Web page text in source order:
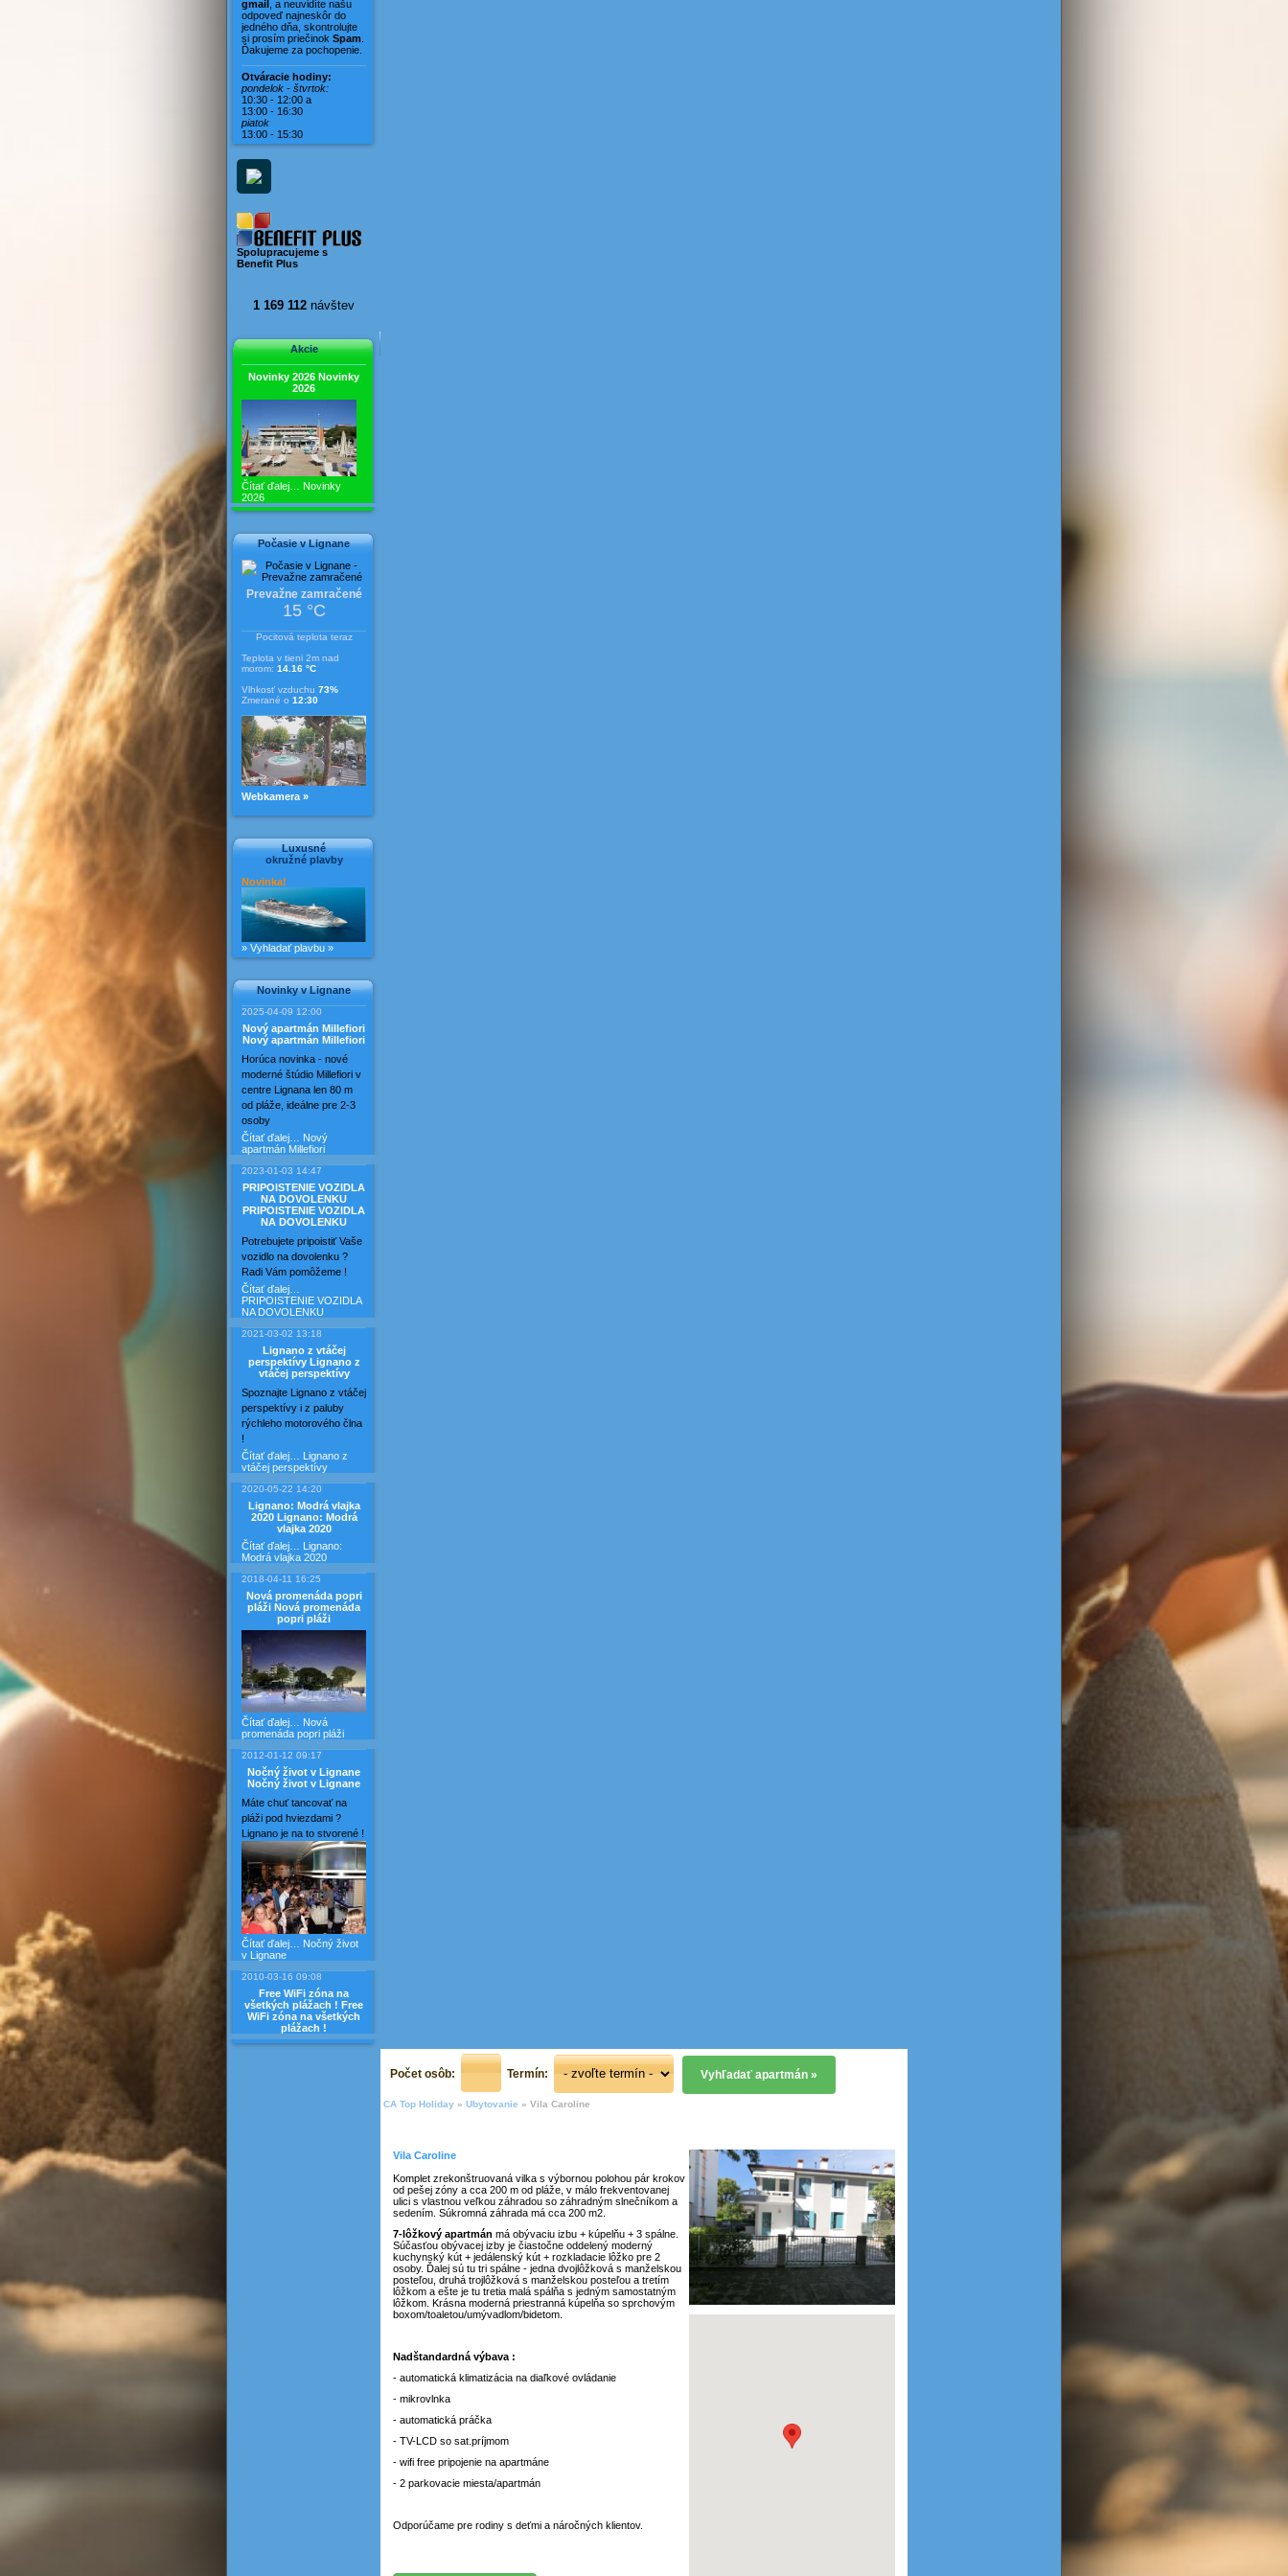
Vila Karin
Vila Magdaléna
Vila Mara
Vila Mušľa
Vila Nerona
Vila Rosina
Vila Viera
Vila Vivien
gmail , a neuvidíte našu
odpoveď najneskôr do
jedného dňa, skontrolujte
si prosím priečinok Spam
Ďakujeme za pochopenie.
Otváracie hodiny:
pondelok - štvrtok:
10:30 - 12:00 a
13:00 - 16:30
piatok
13:00 - 15:30
Spolupracujeme s
Benefit Plus
1 169 112 návštev
Akcie
Novinky 2026 Novinky
2026
Čítať ďalej… Novinky
2026
Počasie v Lignane
Prevažne zamračené
15 °C
Pocitová teplota teraz
Teplota v tieni 2m nad
morom: 14.16 °C
Vlhkosť vzduchu 73%
Zmerané o 12:30
Webkamera »
Luxusné
okružné plavby
Novinka!
» Vyhladať plavbu »
Novinky v Lignane
2025-04-09 12:00
Nový apartmán Millefiori
Nový apartmán Millefiori
Horúca novinka - nové
moderné štúdio Millefiori v
centre Lignana len 80 m
od pláže, ideálne pre 2-3
osoby
Čítať ďalej… Nový
apartmán Millefiori
2023-01-03 14:47
PRIPOISTENIE VOZIDLA
NA DOVOLENKU
PRIPOISTENIE VOZIDLA
NA DOVOLENKU
Potrebujete pripoistiť Vaše
vozidlo na dovolenku ?
Radi Vám pomôžeme !
Čítať ďalej…
PRIPOISTENIE VOZIDLA
NA DOVOLENKU
2021-03-02 13:18
Lignano z vtáčej
perspektívy Lignano z
vtáčej perspektívy
Spoznajte Lignano z vtáčej
perspektívy i z paluby
rýchleho motorového člna
!
Čítať ďalej…
Lignano z
vtáčej perspektívy
2020-05-22 14:20
Lignano: Modrá vlajka
2020 Lignano: Modrá
vlajka 2020
Čítať ďalej…
Lignano:
Modrá vlajka 2020
2018-04-11 16:25
Nová promenáda popri
pláži Nová promenáda
popri pláži
Čítať ďalej… Nová
promenáda popri pláži
2012-01-12 09:17
Nočný život v Lignane
Nočný život v Lignane
Máte chuť tancovať na
pláži pod hviezdami ?
Lignano je na to stvorené !
Čítať ďalej… Nočný život
v Lignane
2010-03-16 09:08
Free WiFi zóna na
všetkých plážach ! Free
WiFi zóna na všetkých
plážach !
Počet osôb: Termín:
CA Top Holiday » Ubytovanie » Vila Caroline
Vila Caroline
Komplet zrekonštruovaná vilka s výbornou polohou pár krokov
od pešej zóny a cca 200 m od pláže, v málo frekventovanej
ulici s vlastnou veľkou záhradou so záhradným slnečníkom a
sedením. Súkromná záhrada má cca 200 m2.
7-lôžkový apartmán má obývaciu izbu + kúpelňu + 3 spálne.
Súčasťou obývacej izby je čiastočne oddelený moderný
kuchynský kút + jedálenský kút + rozkladacie lôžko pre 2
osoby. Ďalej sú tu tri spálne - jedna dvojlôžková s manželskou
posteľou, druhá trojlôžková s manželskou posteľou a tretím
lôžkom a ešte je tu tretia malá spálňa s jedným samostatným
lôžkom. Krásna moderná priestranná kúpelňa so sprchovým
boxom/toaletou/umývadlom/bidetom.
Nadštandardná výbava :
- automatická klimatizácia na diaľkové ovládanie
- mikrovlnka
- automatická práčka
- TV-LCD so sat.príjmom
- wifi free pripojenie na apartmáne
- 2 parkovacie miesta/apartmán
Odporúčame pre rodiny s deťmi a náročných klientov.